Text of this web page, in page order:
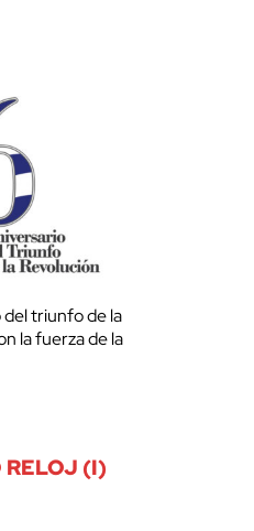
triunfo de la
la fuerza de la
RELOJ (I)